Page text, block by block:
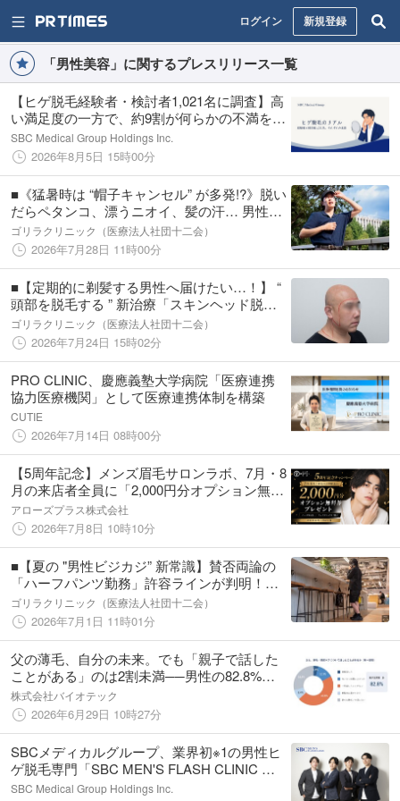
ログイン 新規登録
「男性美容」に関するプレスリリース一覧
【ヒゲ脱毛経験者・検討者1,021名に調査】高
い満足度の一方で、約9割が何らかの不満を経
験。浮かび上がる「通い続けられる環境」へ
のニーズ
SBC Medical Group Holdings Inc.
2026年8月5日 15時00分
■《猛暑時は “帽子キャンセル” が多発!?》脱い
だらペタンコ、漂うニオイ、髪の汗… 男性の
６割以上が感じる「夏場の“帽子ストレス”」
とは？ ～ 20～59歳の男性400名へ「夏場
の頭髪事情」を調査
ゴリラクリニック（医療法人社団十二会）
2026年7月28日 11時00分
■【定期的に剃髪する男性へ届けたい…！】 “
頭部を脱毛する ” 新治療「スキンヘッド脱
毛」、2026年8月1日（土）より全国のゴリラ
クリニックで提供開始（1回 ¥49,800 税込）
ゴリラクリニック（医療法人社団十二会）
2026年7月24日 15時02分
PRO CLINIC、慶應義塾大学病院「医療連携
協力医療機関」として医療連携体制を構築
CUTIE
2026年7月14日 08時00分
【5周年記念】メンズ眉毛サロンラボ、7月・8
月の来店者全員に「2,000円分オプション無料
券」をプレゼント
アローズプラス株式会社
2026年7月8日 10時10分
■【夏の "男性ビジカジ” 新常識】賛否両論の
「ハーフパンツ勤務」許容ラインが判明！
20〜50代の男女800人に聞いた、世論を二分
するホンネとは？ 「半パン通勤」のリアルな
心象と期待感を徹底調査
ゴリラクリニック（医療法人社団十二会）
2026年7月1日 11時01分
父の薄毛、自分の未来。でも「親子で話した
ことがある」のは2割未満──男性の82.8%が
『親子の沈黙』、不安を抱える層の69.3%は
父と話せていない
株式会社バイオテック
2026年6月29日 10時27分
SBCメディカルグループ、業界初※1の男性ヒ
ゲ脱毛専門「SBC MEN'S FLASH CLINIC 池
袋院」を開院
SBC Medical Group Holdings Inc.